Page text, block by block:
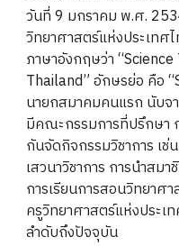
วันที่ 9 มกราคม พ.ศ.
วิทยาศาสตร์แห่งประเทศ
ภาษาอังกฤษว่า
Thailand” อักษรย่อ คือ
นายกสมาคมคนแรก นับจ
มีคณะกรรมการที่ปรึกษา
กันจัดกิจกรรมวิชาการ เ
เสวนาวิชาการ การนำสม
การเรียนการสอนวิทยาศ
ครูวิทยาศาสตร์แห่งประเ
ลำดับถึงปัจจุบัน